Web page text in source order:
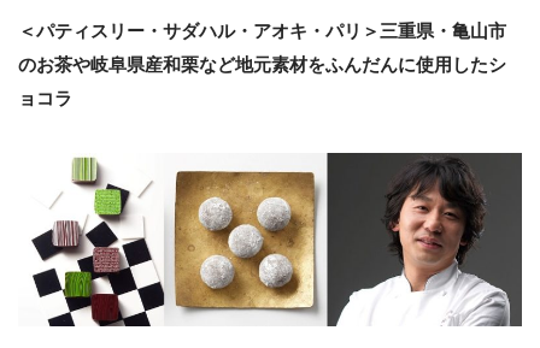
＜パティスリー・サダハル・アオキ・パリ＞三重県・亀山市
のお茶や岐阜県産和栗など地元素材をふんだんに使用したシ
ョコラ